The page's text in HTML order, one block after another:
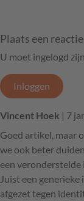
Plaats een reactie
U moet ingelogd
Inloggen
Vincent Hoek | 7
Goed artikel, maar
we ook beter
een
Juist een
afgezet tegen